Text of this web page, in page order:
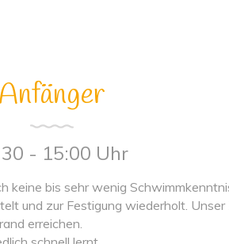
Anfänger
- 15:00 Uhr
keine bis sehr wenig
und zur Festigung wiederholt.
erreichen.